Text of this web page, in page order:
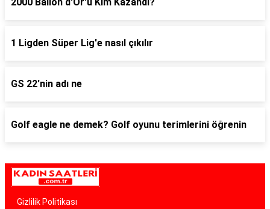
1 Ligden Süper Lig'e nasıl çıkılır
GS 22'nin adı ne
Golf eagle ne demek? Golf oyunu terimlerini öğrenin
Gizlilik Politikası